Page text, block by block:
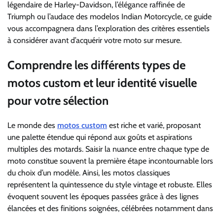
légendaire de Harley-Davidson, l’élégance raffinée de
Triumph ou l’audace des modelos Indian Motorcycle, ce guide
vous accompagnera dans l’exploration des critères essentiels
à considérer avant d’acquérir votre moto sur mesure.
Comprendre les différents types de
motos custom et leur identité visuelle
pour votre sélection
Le monde des motos custom est riche et varié, proposant
une palette étendue qui répond aux goûts et aspirations
multiples des motards. Saisir la nuance entre chaque type de
moto constitue souvent la première étape incontournable lors
du choix d’un modèle. Ainsi, les motos classiques
représentent la quintessence du style vintage et robuste. Elles
évoquent souvent les époques passées grâce à des lignes
élancées et des finitions soignées, célébrées notamment dans